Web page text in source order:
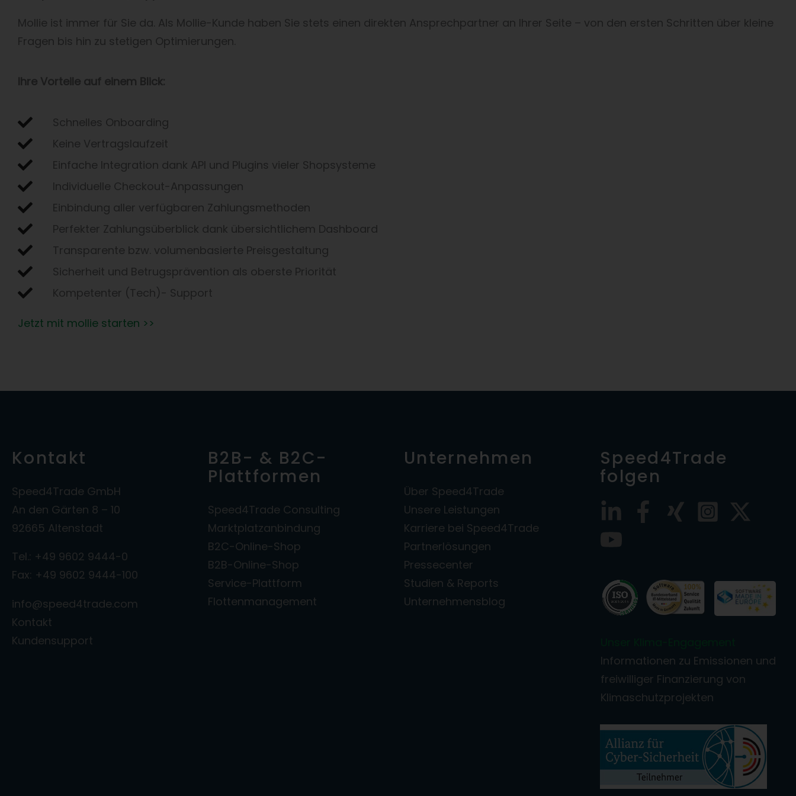
Mollie ist immer für Sie da. Als Mollie-Kunde haben Sie stets einen direkten Ansprechpartner an Ihrer Seite – von den ersten Schritten über kleine
Fragen bis hin zu stetigen Optimierungen.
Ihre Vorteile auf einem Blick:
Schnelles Onboarding
Keine Vertragslaufzeit
Einfache Integration dank API und Plugins vieler Shopsysteme
Individuelle Checkout-Anpassungen
Einbindung aller verfügbaren Zahlungsmethoden
Perfekter Zahlungsüberblick dank übersichtlichem Dashboard
Transparente bzw. volumenbasierte Preisgestaltung
Sicherheit und Betrugsprävention als oberste Priorität
Kompetenter (Tech)- Support
Jetzt mit mollie starten >>
Kontakt
Speed4Trade GmbH
An den Gärten 8 – 10
92665 Altenstadt
Tel.: +49 9602 9444-0
Fax: +49 9602 9444-100
info@speed4trade.com
Kontakt
Kundensupport
B2B- & B2C-
Plattformen
Speed4Trade Consulting
Marktplatzanbindung
B2C-Online-Shop
B2B-Online-Shop
Service-Plattform
Flottenmanagement
Unternehmen
Über Speed4Trade
Unsere Leistungen
Karriere bei Speed4Trade
Partnerlösungen
Pressecenter
Studien & Reports
Unternehmensblog
Speed4Trade
folgen
Informationen zu Emissionen und
freiwilliger Finanzierung von
Klimaschutzprojekten